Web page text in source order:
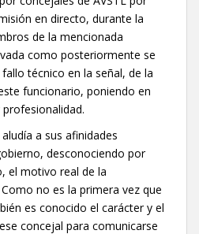
en directo, durante la
de la mencionada
como posteriormente se
técnico en la señal, de la
funcionario, poniendo en
a sus afinidades
desconociendo por
el motivo real de la
no es la primera vez que
es conocido el carácter y el
concejal para comunicarse